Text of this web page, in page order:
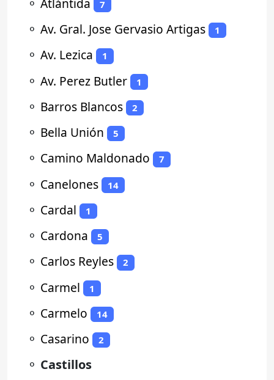
7
⚬ Av. Gral. Jose Gervasio Artigas 1
⚬ Av. Lezica 1
⚬ Av. Perez Butler 1
⚬ Barros Blancos 2
⚬ Bella Unión 5
⚬ Camino Maldonado 7
⚬ Canelones 14
⚬ Cardal 1
⚬ Cardona 5
⚬ Carlos Reyles 2
⚬ Carmel 1
⚬ Carmelo 14
⚬ Casarino 2
⚬ Castillos